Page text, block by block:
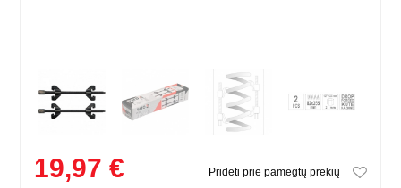
19,97 € Pridėti prie pamėgtų prekių